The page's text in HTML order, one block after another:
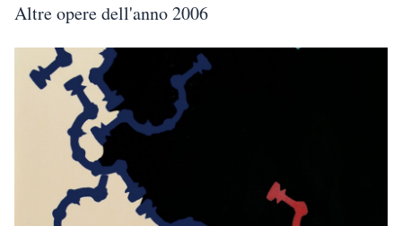
Altre opere dell'anno 2006